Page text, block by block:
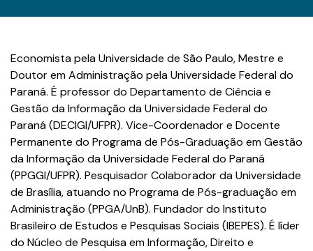
Economista pela Universidade de São Paulo, Mestre e
Doutor em Administração pela Universidade Federal do
Paraná. É professor do Departamento de Ciência e
Gestão da Informação da Universidade Federal do
Paraná (DECIGI/UFPR). Vice-Coordenador e Docente
Permanente do Programa de Pós-Graduação em Gestão
da Informação da Universidade Federal do Paraná
(PPGGI/UFPR). Pesquisador Colaborador da Universidade
de Brasília, atuando no Programa de Pós-graduação em
Administração (PPGA/UnB). Fundador do Instituto
Brasileiro de Estudos e Pesquisas Sociais (IBEPES). É líder
do Núcleo de Pesquisa em Informação, Direito e